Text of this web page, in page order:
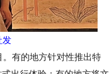
发
有的地方针对性推出特